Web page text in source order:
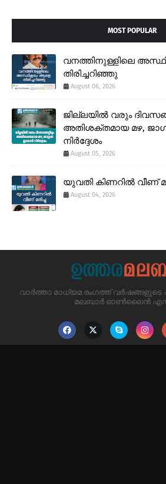
MOST POPULAR
വനത്തിനുള്ളിലെ
തിരിച്ചറിഞ്ഞു
August 06, 2026
ജില്ലയിൽ വരും
അതിശക്തമായ മഴ,
നിർദ്ദേശം
August 05, 2026
യുവതി കിണറിൽ വീണ്
August 04, 2026
വാർത്താ മാധ്യമ രംഗത്ത് വർഷങ്ങളുടെ
മലബാർ ഓൺലൈൻ